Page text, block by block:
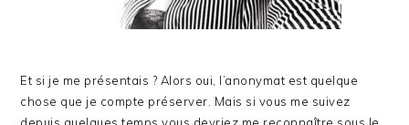
Et si je me présentais ? Alors oui, l’anonymat est quelque
chose que je compte préserver. Mais si vous me suivez